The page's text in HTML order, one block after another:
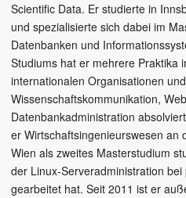
Scientific Data. Er studierte in
und spezialisierte sich dabei im
Datenbanken und
Studiums hat er mehrere Praktika
internationalen Organisationen
Wissenschaftskommunikation,
Datenbankadministration
er Wirtschaftsingenieurswesen an
Wien als zweites Masterstudium
der Linux-Serveradministration
gearbeitet hat. Seit 2011 ist er